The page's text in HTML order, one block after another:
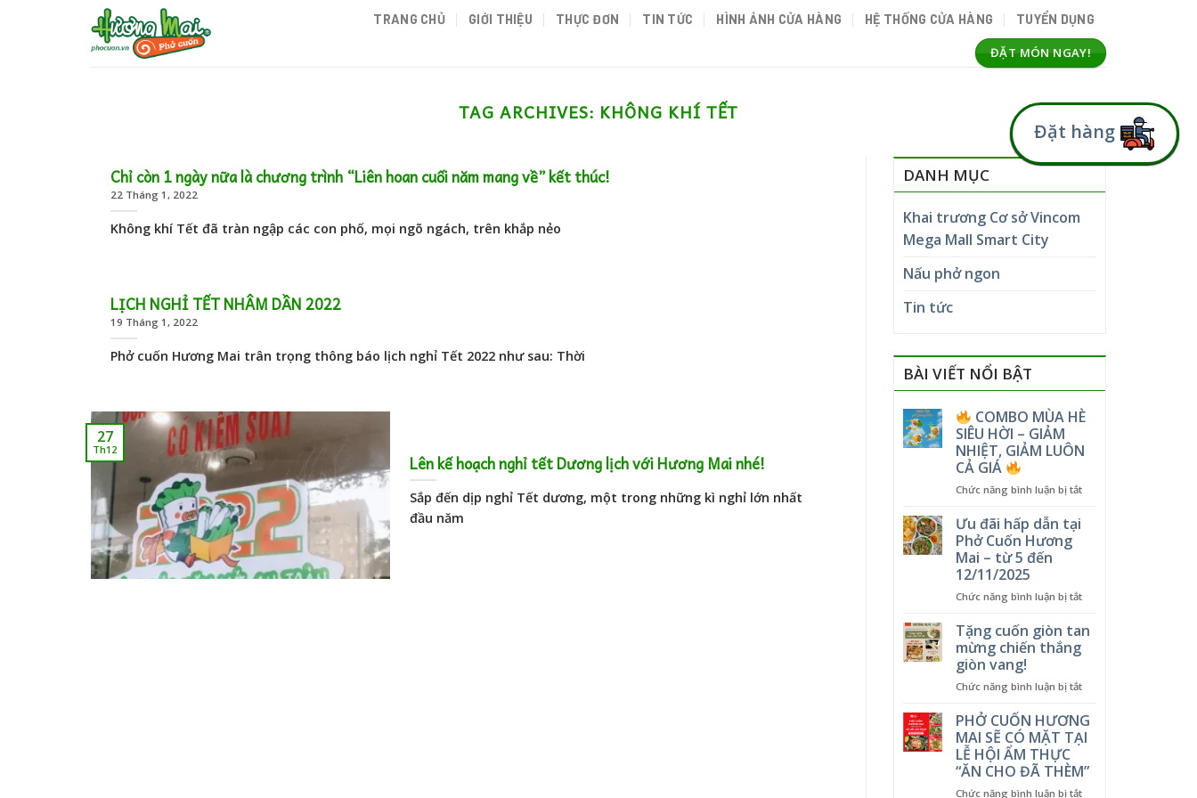
TRANG CHỦ GIỚI THIỆU THỰC ĐƠN TIN TỨC HÌNH ẢNH CỬA HÀNG HỆ THỐNG CỬA HÀNG TUYỂN DỤNG
ĐẶT MÓN NGAY!
TAG ARCHIVES: KHÔNG KHÍ TẾT
Chỉ còn 1 ngày nữa là chương trình “Liên hoan cuối năm mang về” kết thúc!
22 Tháng 1, 2022
Không khí Tết đã tràn ngập các con phố, mọi ngõ ngách, trên khắp nẻo
LỊCH NGHỈ TẾT NHÂM DẦN 2022
19 Tháng 1, 2022
Phở cuốn Hương Mai trân trọng thông báo lịch nghỉ Tết 2022 như sau: Thời
Lên kế hoạch nghỉ tết Dương lịch với Hương Mai nhé!
Sắp đến dịp nghỉ Tết dương, một trong những kì nghỉ lớn nhất
đầu năm
27
Th12
DANH MỤC
Khai trương Cơ sở Vincom
Mega Mall Smart City
Nấu phở ngon
Tin tức
BÀI VIẾT NỔI BẬT
COMBO MÙA HÈ
SIÊU HỜI – GIẢM
NHIỆT, GIẢM LUÔN
CẢ GIÁ
Chức năng bình luận bị tắtở
–
NHIỆT,
GIẢM
GIÁ
Ưu đãi hấp dẫn tại
Phở Cuốn Hương
Mai – từ 5 đến
12/11/2025
Chức năng bình luận bị tắtở
đãi
Phở
Hương
Mai
–
5
đến
Tặng cuốn giòn tan
mừng chiến thắng
giòn vang!
Chức năng bình luận bị tắtở
cuốn
giòn
tan
chiến
thắng
PHỞ CUỐN HƯƠNG
MAI SẼ CÓ MẶT TẠI
LỄ HỘI ẨM THỰC
“ĂN CHO ĐÃ THÈM”
Chức năng bình luận bị tắtở
Đặt hàng